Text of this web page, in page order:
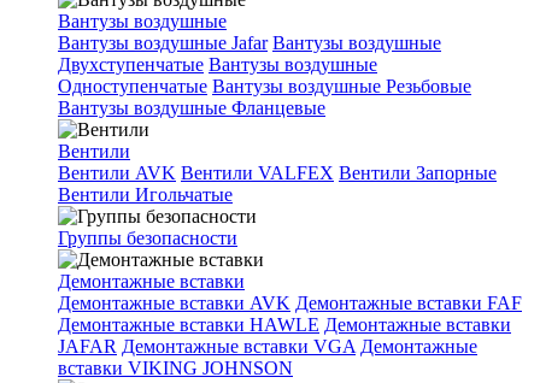
Вантузы воздушные
Вантузы воздушные Jafar Вантузы воздушные
Двухступенчатые Вантузы воздушные
Одноступенчатые Вантузы воздушные Резьбовые
Вантузы воздушные Фланцевые
Вентили
Вентили AVK Вентили VALFEX Вентили Запорные
Вентили Игольчатые
Группы безопасности
Демонтажные вставки
Демонтажные вставки AVK Демонтажные вставки FAF
Демонтажные вставки HAWLE Демонтажные вставки
JAFAR Демонтажные вставки VGA Демонтажные
вставки VIKING JOHNSON